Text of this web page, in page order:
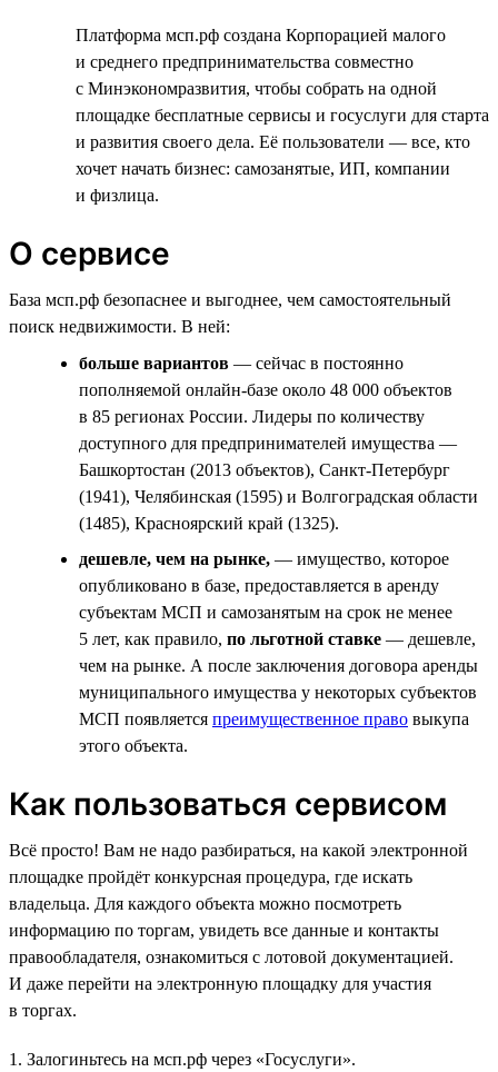
Платформа мсп.рф создана Корпорацией малого
и среднего предпринимательства совместно
с Минэкономразвития, чтобы собрать на одной
площадке бесплатные сервисы и госуслуги для старта
и развития своего дела. Её пользователи — все, кто
хочет начать бизнес: самозанятые, ИП, компании
и физлица.
О сервисе
База мсп.рф безопаснее и выгоднее, чем самостоятельный
поиск недвижимости. В ней:
больше вариантов — сейчас в постоянно
пополняемой онлайн-базе около 48 000 объектов
в 85 регионах России. Лидеры по количеству
доступного для предпринимателей имущества —
Башкортостан (2013 объектов), Санкт-Петербург
(1941), Челябинская (1595) и Волгоградская области
(1485), Красноярский край (1325).
дешевле, чем на рынке, — имущество, которое
опубликовано в базе, предоставляется в аренду
субъектам МСП и самозанятым на срок не менее
5 лет, как правило, по льготной ставке — дешевле,
чем на рынке. А после заключения договора аренды
муниципального имущества у некоторых субъектов
МСП появляется преимущественное право выкупа
этого объекта.
Как пользоваться сервисом
Всё просто! Вам не надо разбираться, на какой электронной
площадке пройдёт конкурсная процедура, где искать
владельца. Для каждого объекта можно посмотреть
информацию по торгам, увидеть все данные и контакты
правообладателя, ознакомиться с лотовой документацией.
И даже перейти на электронную площадку для участия
в торгах.
1. Залогиньтесь на мсп.рф через «Госуслуги».